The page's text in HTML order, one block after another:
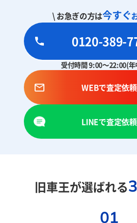
\ お急ぎの方は今すぐ
0120-389-
受付時間 9:00～22:00(年
WEBで査定依頼
LINEで査定依頼
旧車王が選ばれる3
01